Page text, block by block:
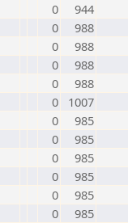
0
944
0
988
0
988
0
988
0
988
0
1007
0
985
0
985
0
985
0
985
0
985
0
985